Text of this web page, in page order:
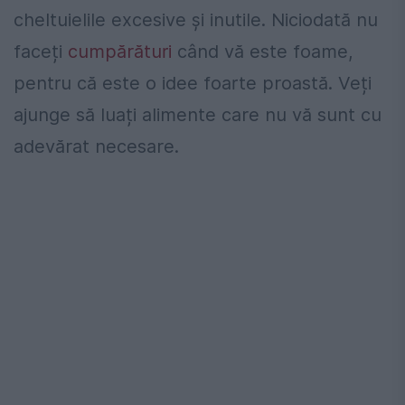
cheltuielile excesive și inutile. Niciodată nu
faceți cumpărături când vă este foame,
pentru că este o idee foarte proastă. Veți
ajunge să luați alimente care nu vă sunt cu
adevărat necesare.